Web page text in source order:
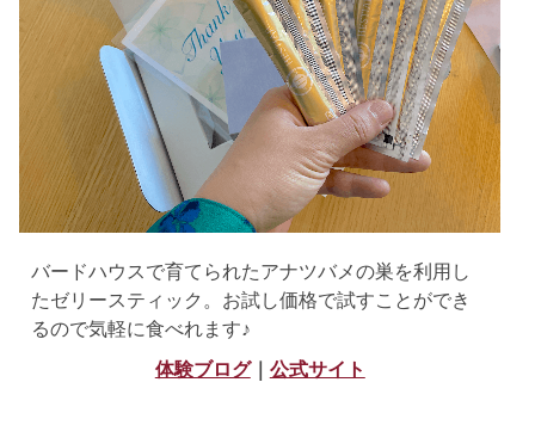
バードハウスで育てられたアナツバメの巣を利用し
たゼリースティック。お試し価格で試すことができ
るので気軽に食べれます♪
体験ブログ｜ 公式サイト